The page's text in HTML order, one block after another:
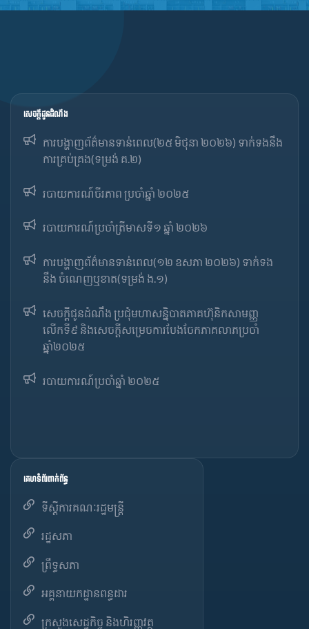
សេចក្ដីជូនដំណឹង
ការបង្ហាញព័ត៌មានទាន់ពេល(២៥ មិថុនា ២០២៦) ទាក់ទងនឹង
ការគ្រប់គ្រង(ទម្រង់ គ.២)
របាយការណ៍ចីរភាព ប្រចាំឆ្នាំ ២០២៥
របាយការណ៍​​ប្រចាំ​ត្រីមាសទី១ ឆ្នាំ ២០២៦
ការបង្ហាញព័ត៌មានទាន់ពេល(១២ ឧសភា ២០២៦) ទាក់ទង
នឹង ចំណេញឬខាត(ទម្រង់ ង.១)
សេចក្តីជូនដំណឹង ប្រជុំមហាសន្និបាតភាគហ៊ុនិកសាមញ្ញ
លើកទី៩ និងសេចក្តីសម្រេចការបែងចែកភាគលាភប្រចាំ
ឆ្នាំ២០២៥​
របាយការណ៍​​ប្រចាំ​ឆ្នាំ ២០២៥
គេហទំព័រពាក់ព័ន្ធ
ទីស្តីការគណៈរដ្ឋមន្ត្រី
រដ្ឋសភា
ព្រឹទ្ធសភា
អគ្គនាយកដ្ឋានពន្ធដារ
ក្រសួងសេដ្ឋកិច្ច និងហិរញ្ញវត្ថុ